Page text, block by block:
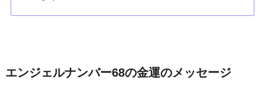
エンジェルナンバー68の金運のメッセージ